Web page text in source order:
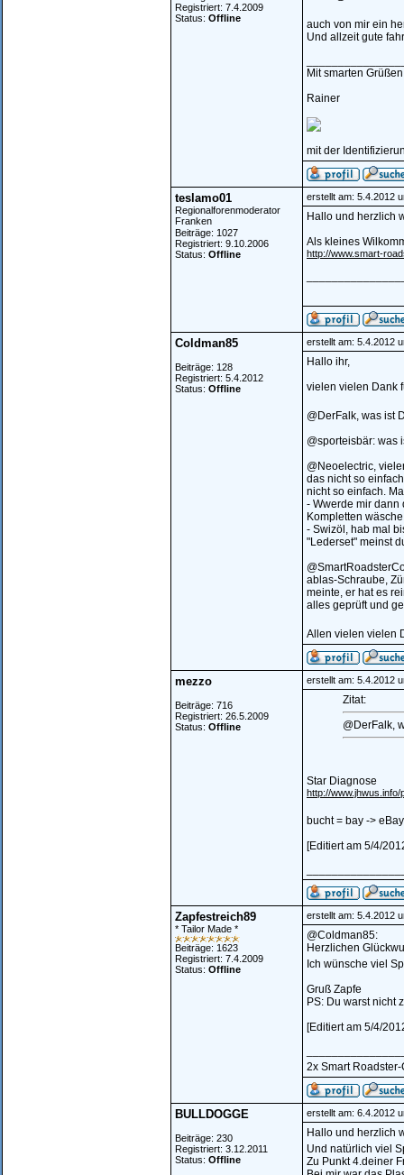
Registriert: 7.4.2009
Status: Offline
auch von mir ein
Und allzeit gute
Mit smarten Grüßen
Rainer
mit der
teslamo01
Regionalforenmoderator
Franken
Beiträge: 1027
Registriert: 9.10.2006
Status: Offline
erstellt am: 5.4.2012
Hallo und herzlich
Als kleines
http://www.smart-
Coldman85
Beiträge: 128
Registriert: 5.4.2012
Status: Offline
erstellt am: 5.4.2012
Hallo ihr,
vielen vielen Dank
@DerFalk, was ist
@sporteisbär: was
@Neoelectric,
das nicht so
nicht so einfach.
- Wwerde mir dann
Kompletten
- Swizöl, hab mal
"Lederset" meinst
ablas-Schraube,
meinte, er hat es
alles geprüft und
Allen vielen vielen
mezzo
Beiträge: 716
Registriert: 26.5.2009
Status: Offline
erstellt am: 5.4.2012
Zitat:
@DerFalk,
Star Diagnose
http://
bucht = bay ->
[Editiert am 5/4/
Zapfestreich89
* Tailor Made *
Beiträge: 1623
Registriert: 7.4.2009
Status: Offline
erstellt am: 5.4.2012
@Coldman85:
Herzlichen
Ich wünsche viel
Gruß Zapfe
PS: Du warst nicht
[Editiert am 5/4/
2x Smart
BULLDOGGE
Beiträge: 230
Registriert: 3.12.2011
Status: Offline
erstellt am: 6.4.2012
Hallo und herzlich
Und natürlich viel
Zu Punkt 4.deiner